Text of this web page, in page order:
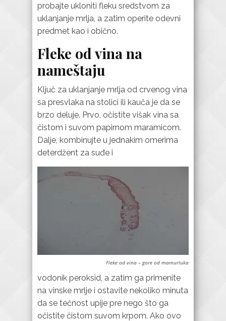
probajte ukloniti fleku sredstvom za
uklanjanje mrlja, a zatim operite odevni
predmet kao i obično.
Fleke od vina na
nameštaju
Ključ za uklanjanje mrlja od crvenog vina
sa presvlaka na stolici ili kauča je da se
brzo deluje. Prvo, očistite višak vina sa
čistom i suvom papirnom maramicom.
Dalje, kombinujte u jednakim omerima
deterdžent za suđe i
Fleke od vina – gore od mamurluka
vodonik peroksid, a zatim ga primenite
na vinske mrlje i ostavite nekoliko minuta
da se tečnost upije pre nego što ga
očistite čistom suvom krpom. Ako ovo